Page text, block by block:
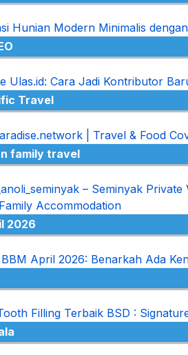
Hunian Modern Minimalis
Ulas.id: Cara Jadi Kontributor
Travel
| Travel & Food
family travel
– Seminyak
Accommodation
2026
April 2026: Benarkah Ada
Filling Terbaik BSD :